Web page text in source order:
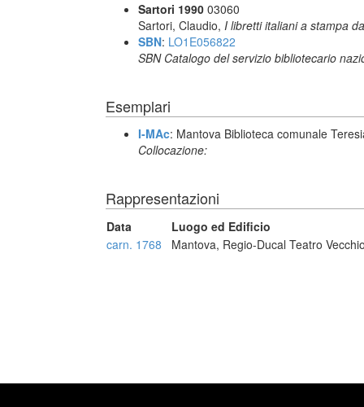
Sartori 1990 03060
Sartori, Claudio, I libretti italiani a stampa
SBN: LO1E056822
SBN Catalogo del servizio bibliotecario
Esemplari
I-MAc: Mantova Biblioteca comunale
Collocazione:
Rappresentazioni
Data
Luogo ed Edificio
carn. 1768
Mantova, Regio-Ducal Teatro